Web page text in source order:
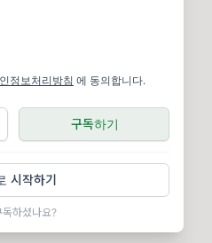
정보처리방침 에 동의합니다.
구독하기
시작하기
독하셨나요?
이용약관|